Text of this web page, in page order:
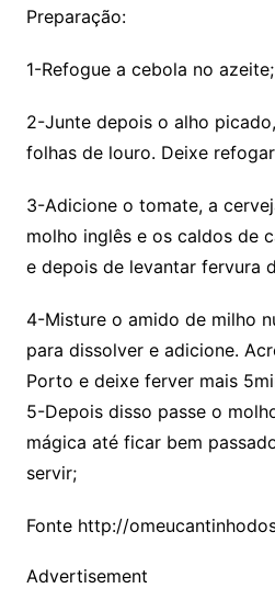
Preparação:
1-Refogue a cebola no azeite;
2-Junte depois o alho
folhas de louro. Deixe
3-Adicione o tomate, a
molho inglês e os caldos de
e depois de levantar fervura
4-Misture o amido de milho
para dissolver e adicione.
Porto e deixe ferver mais
5-Depois disso passe o
mágica até ficar bem
servir;
Fonte http://
Advertisement